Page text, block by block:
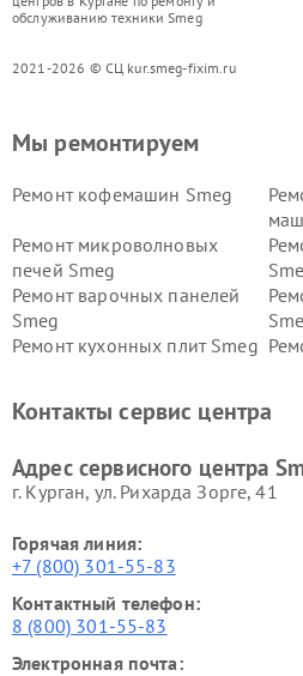
обслуживанию техники Smeg
2021-2026 © СЦ kur.smeg-fixim.ru
Мы ремонтируем
Ремонт кофемашин Smeg
Ремонт микроволновых
печей Smeg
Ремонт варочных панелей
Smeg
Ремонт кухонных плит Smeg
Контакты сервис центра
Адрес сервисного центра
г. Курган, ул. Рихарда Зорге, 41
Горячая линия:
+7 (800) 301-55-83
Контактный телефон:
8 (800) 301-55-83
Электронная почта: